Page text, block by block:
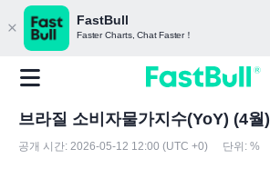
FastBull
Faster Charts, Chat Faster！
브라질 소비자물가지수(YoY) (4월)
공개 시간: 2026-05-12 12:00 (UTC +0) 단위: %